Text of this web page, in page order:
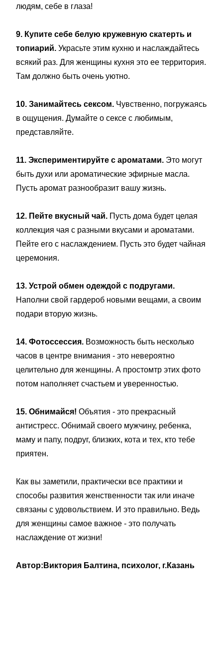
людям, себе в глаза!
9. Купите себе белую кружевную скатерть и
топиарий. Украсьте этим кухню и наслаждайтесь
всякий раз. Для женщины кухня это ее территория.
Там должно быть очень уютно.
10. Занимайтесь сексом. Чувственно, погружаясь
в ощущения. Думайте о сексе с любимым,
представляйте.
11. Экспериментируйте с ароматами. Это могут
быть духи или ароматические эфирные масла.
Пусть аромат разнообразит вашу жизнь.
12. Пейте вкусный чай. Пусть дома будет целая
коллекция чая с разными вкусами и ароматами.
Пейте его с наслаждением. Пусть это будет чайная
церемония.
13. Устрой обмен одеждой с подругами.
Наполни свой гардероб новыми вещами, а своим
подари вторую жизнь.
14. Фотоссессия. Возможность быть несколько
часов в центре внимания - это невероятно
целительно для женщины. А простомтр этих фото
потом наполняет счастьем и уверенностью.
15. Обнимайся! Объятия - это прекрасный
антистресс. Обнимай своего мужчину, ребенка,
маму и папу, подруг, близких, кота и тех, кто тебе
приятен.
Как вы заметили, практически все практики и
способы развития женственности так или иначе
связаны с удовольствием. И это правильно. Ведь
для женщины самое важное - это получать
наслаждение от жизни!
Автор:Виктория Балтина, психолог, г.Казань